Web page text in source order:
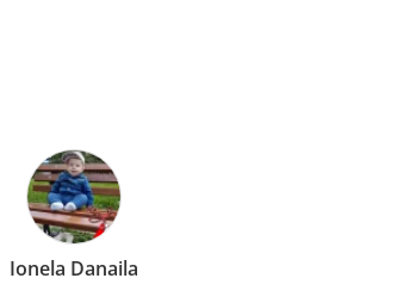
Ionela Danaila